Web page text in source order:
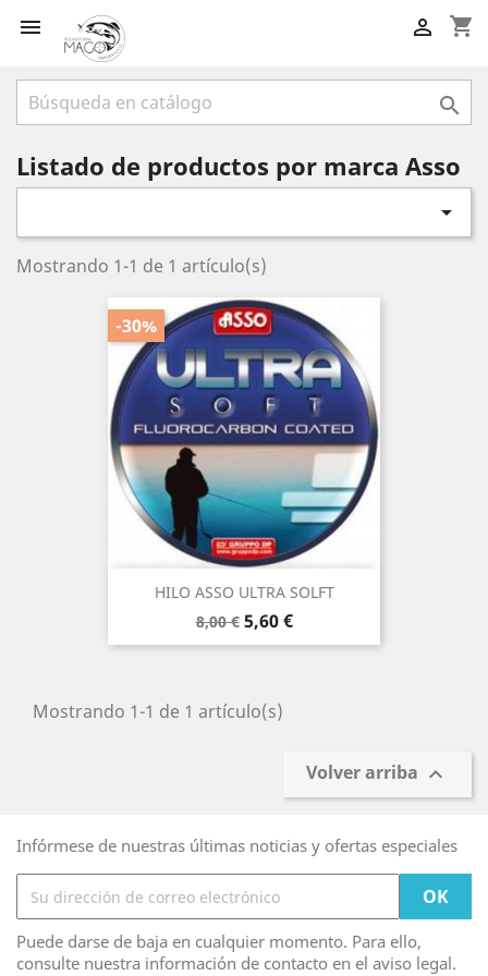
 shopping_cart


Listado de productos por marca Asso

Mostrando 1-1 de 1 artículo(s)
HILO ASSO ULTRA SOLFT
Precio
base
8,00 € Precio
5,60 €
-30%
Mostrando 1-1 de 1 artículo(s)
Volver arriba 
Infórmese de nuestras últimas noticias y ofertas especiales
Puede darse de baja en cualquier momento. Para ello,
consulte nuestra información de contacto en el aviso legal.